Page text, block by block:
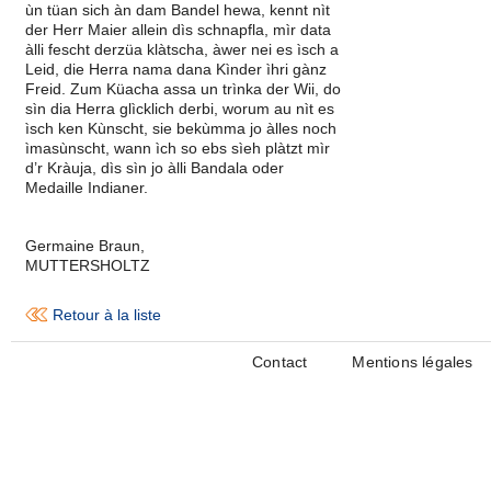
ùn tüan sich àn dam Bandel hewa, kennt nìt
der Herr Maier allein dìs schnapfla, mìr data
àlli fescht derzüa klàtscha, àwer nei es ìsch a
Leid, die Herra nama dana Kìnder ìhri gànz
Freid. Zum Küacha assa un trìnka der Wii, do
sìn dia Herra glìcklich derbi, worum au nìt es
ìsch ken Kùnscht, sie bekùmma jo àlles noch
ìmasùnscht, wann ìch so ebs sìeh plàtzt mìr
d’r Kràuja, dìs sìn jo àlli Bandala oder
Medaille Indianer.
Germaine Braun,
MUTTERSHOLTZ
Retour à la liste
Contact Mentions légales